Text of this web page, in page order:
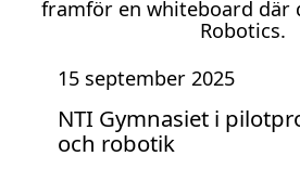
15 september 2025
NTI Gymnasiet i
och robotik